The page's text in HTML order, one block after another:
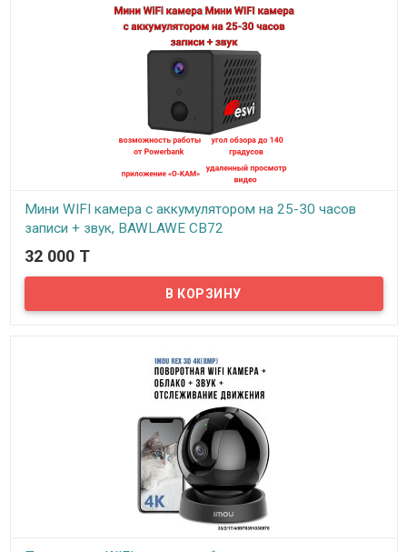
Мини WIFI камера с аккумулятором на 25-30 часов
записи + звук, BAWLAWE CB72
В наличии
Поскольку камеры приобретают все большую популярность у
каждого из нас, беспроводные Wi-Fi камеры постоянно
обновляются и совершенствуются. И сегодня мы хотели бы
32 000 T